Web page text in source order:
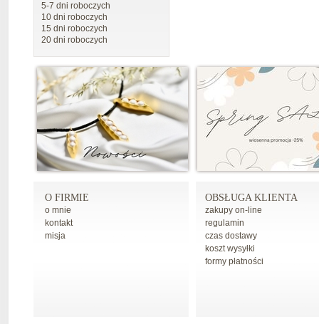
5-7 dni roboczych
10 dni roboczych
15 dni roboczych
20 dni roboczych
O FIRMIE
o mnie
kontakt
misja
OBSŁUGA KLIENTA
zakupy on-line
regulamin
czas dostawy
koszt wysyłki
formy płatności